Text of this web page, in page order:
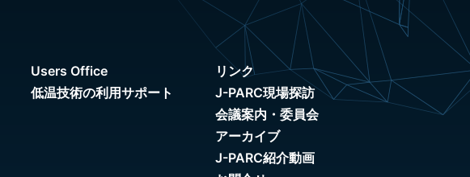
Users Office
低温技術の利用サポート
リンク
J-PARC現場探訪
会議案内・委員会
アーカイブ
J-PARC紹介動画